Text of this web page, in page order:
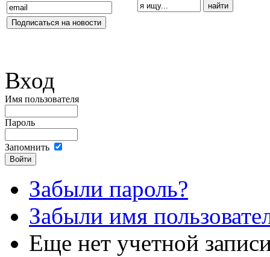
Вход
Имя пользователя
Пароль
Запомнить
Забыли пароль?
Забыли имя
Еще нет учетной